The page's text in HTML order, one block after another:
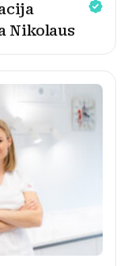
Nikolaus